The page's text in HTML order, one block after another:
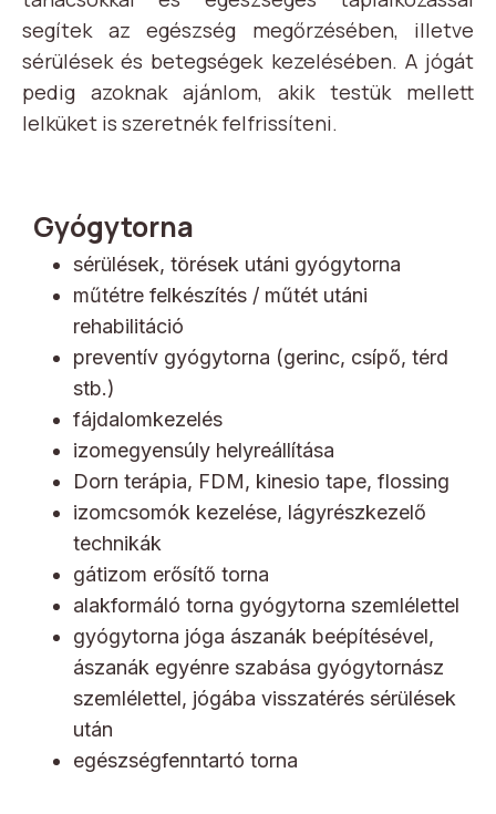
segítek az egészség megőrzésében, illetve
sérülések és betegségek kezelésében. A jógát
pedig azoknak ajánlom, akik testük mellett
lelküket is szeretnék felfrissíteni.
Gyógytorna
sérülések, törések utáni gyógytorna
műtétre felkészítés / műtét utáni
rehabilitáció
preventív gyógytorna (gerinc, csípő, térd
stb.)
fájdalomkezelés
izomegyensúly helyreállítása
Dorn terápia, FDM, kinesio tape, flossing
izomcsomók kezelése, lágyrészkezelő
technikák
gátizom erősítő torna
alakformáló torna gyógytorna szemlélettel
gyógytorna jóga ászanák beépítésével,
ászanák egyénre szabása gyógytornász
szemlélettel, jógába visszatérés sérülések
után
egészségfenntartó torna